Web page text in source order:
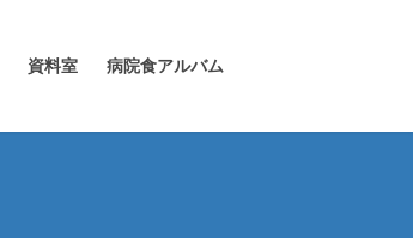
資料室 病院食アルバム